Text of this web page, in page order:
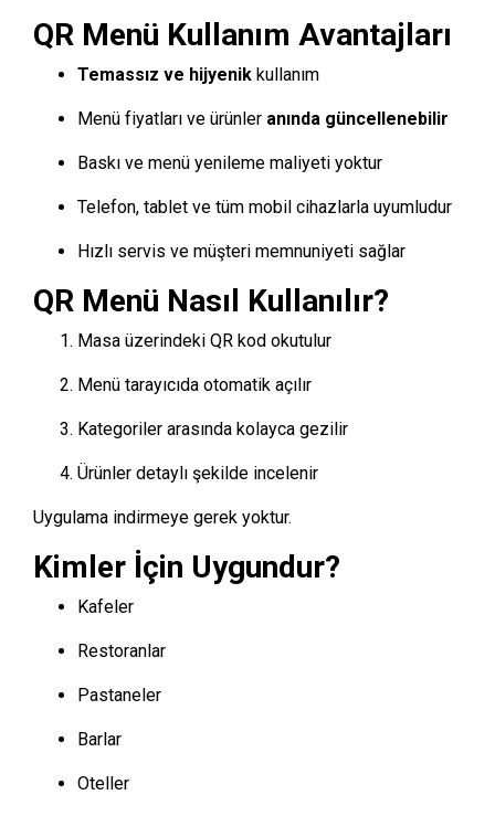
QR Menü Kullanım Avantajları
Temassız ve hijyenik kullanım
Menü fiyatları ve ürünler anında güncellenebilir
Baskı ve menü yenileme maliyeti yoktur
Telefon, tablet ve tüm mobil cihazlarla uyumludur
Hızlı servis ve müşteri memnuniyeti sağlar
QR Menü Nasıl Kullanılır?
Masa üzerindeki QR kod okutulur
Menü tarayıcıda otomatik açılır
Kategoriler arasında kolayca gezilir
Ürünler detaylı şekilde incelenir
Uygulama indirmeye gerek yoktur.
Kimler İçin Uygundur?
Kafeler
Restoranlar
Pastaneler
Barlar
Oteller